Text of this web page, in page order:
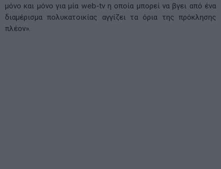
μόνο και μόνο για μία web-tv η οποία μπορεί να βγει από ένα
διαμέρισμα πολυκατοικίας αγγίζει τα όρια της πρόκλησης
πλέον».